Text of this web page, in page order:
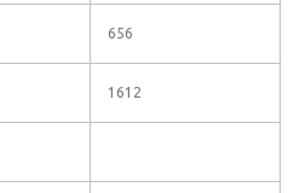
656
1612